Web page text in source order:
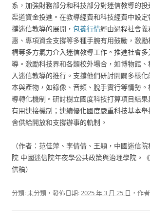
系，加強財務部分和科技部分對迷信教導的
渠道資金投進。在教導經費和科技經費中設
撐迷信教導的展開， 包養行情經由過程社會
惠、專項資金支撐等多種手腕有用鼓勵，激
構等多方氣力介入迷信教導工作。推進社會
導。激勵科技界和各類校外場合，如博物館
入迷信教導的推行。支撐他們研討開闢多樣
本與產物，如錄像、音頻、脫手實行等情勢
導轉化機制。研討樹立國度科技打算項目結
有用連接機制；連續優化國度嚴重科技基本
舍供給開放和支撐辦事的軌制。
（作者：范佳萍、李倩倩、王穎，中國迷信
院 中國迷信院年夜學公共政策與治理學院。
供稿）
分類: 未分類，發佈日期:2025 年 3 月 25 日 ，作